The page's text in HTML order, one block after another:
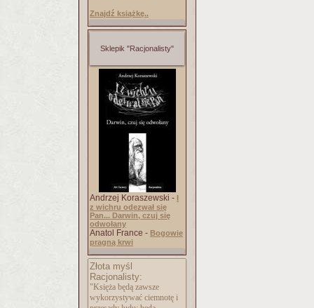
Znajdź książkę..
Sklepik "Racjonalisty"
Andrzej Koraszewski - I
z wichru odezwał się
Pan... Darwin, czuj się
odwołany
Anatol France - Bogowie
pragną krwi
Złota myśl
Racjonalisty:
"Księża będą zawsze
wykorzystywać ciemnotę i